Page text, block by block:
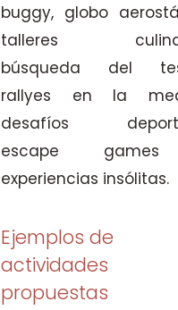
buggy, globo
talleres
búsqueda del
rallyes en la
desafíos
escape
experiencias insólitas.
Ejemplos de
actividades
propuestas